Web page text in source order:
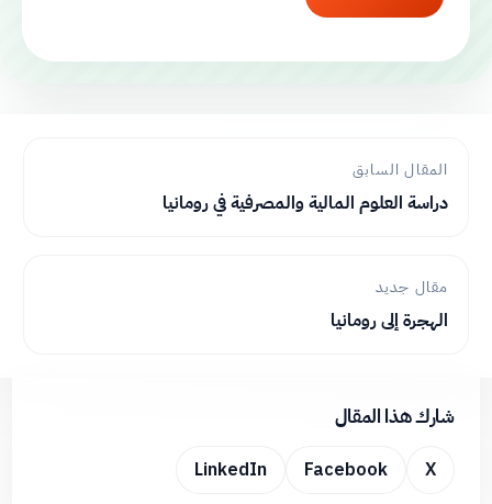
المقال السابق
دراسة العلوم المالية والمصرفية في رومانيا
مقال جديد
الهجرة إلى رومانيا
شارك هذا المقال
X
Facebook
LinkedIn